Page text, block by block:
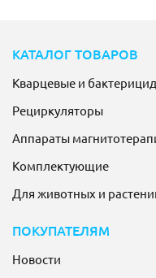
КАТАЛОГ ТОВАРОВ
Кварцевые и
Рециркуляторы
Аппараты
Комплектующие
Для животных и
ПОКУПАТЕЛЯМ
Новости